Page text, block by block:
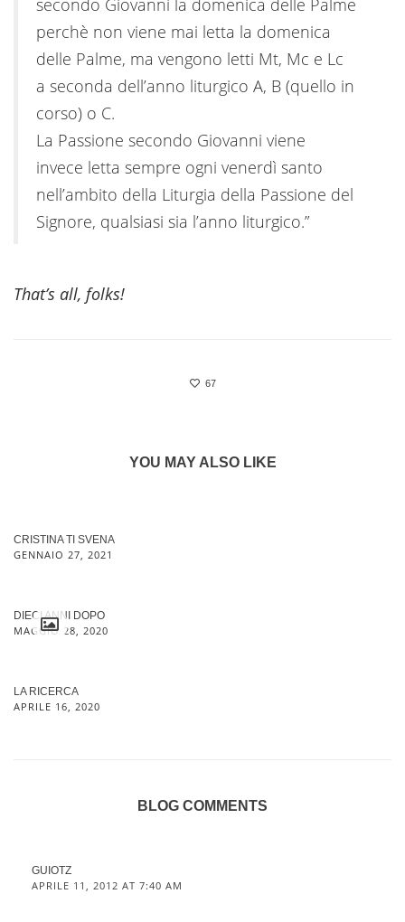
perchè non viene mai letta la domenica
delle Palme, ma vengono letti Mt, Mc e Lc
a seconda dell’anno liturgico A, B (quello in
corso) o C.
La Passione secondo Giovanni viene
invece letta sempre ogni venerdì santo
nell’ambito della Liturgia della Passione del
Signore, qualsiasi sia l’anno liturgico.”
That’s all, folks!
67
YOU MAY ALSO LIKE
CRISTINA TI SVENA
GENNAIO 27, 2021
DIECI ANNI DOPO
MAGGIO 28, 2020
LA RICERCA
APRILE 16, 2020
BLOG COMMENTS
GUIOTZ
APRILE 11, 2012 AT 7:40 AM